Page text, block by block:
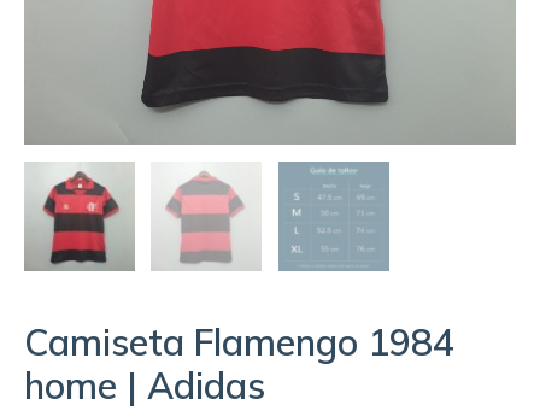
Camiseta Flamengo 1984
home | Adidas